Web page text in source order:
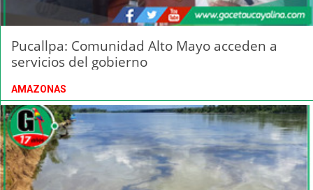
Pucallpa: Comunidad Alto Mayo acceden a
servicios del gobierno
AMAZONAS